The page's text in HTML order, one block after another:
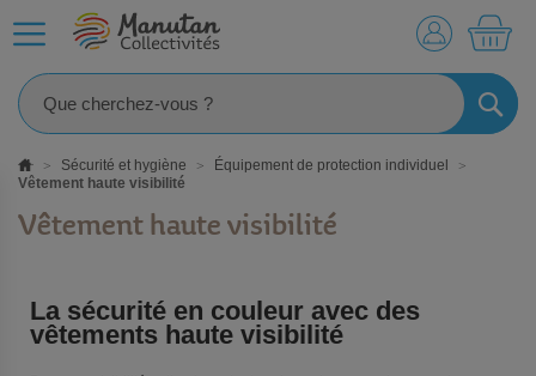
Sécurité et hygiène
Équipement de protection individuel
Vêtement haute visibilité
Vêtement haute visibilité
La sécurité en couleur avec des
vêtements haute visibilité